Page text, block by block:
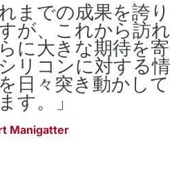
までの成果を誇り
が、これから訪れ
に大きな期待を寄
リコンに対する情
日々突き動かして
す。」
Manigatter